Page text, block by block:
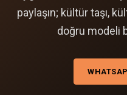
paylaşın; kültür taşı,
doğru modeli